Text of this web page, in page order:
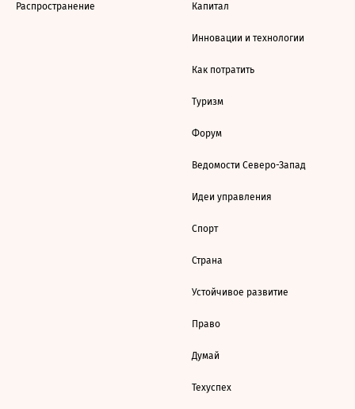
Распространение Капитал
Инновации и технологии
Как потратить
Туризм
Форум
Ведомости Северо-Запад
Идеи управления
Спорт
Страна
Устойчивое развитие
Право
Думай
Техуспех